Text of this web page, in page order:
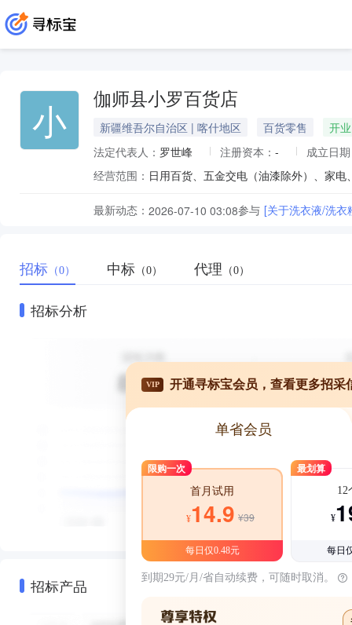
小 伽师县小罗百货店
新疆维吾尔自治区 | 喀什地区 百货零售
开业
法定代表人： 罗世峰 注册资本： -
成立日
经营范围：
最新动态： 2026-07-10 03:08参与 [关于洗衣液/洗
招标 （0） 中标 （0） 代理 （0）
招标分析
招标产品
VIP 开通寻标宝会员，查看更多招采
单省会员
限购一次
首月试用
¥14.9 ¥39
每日仅0.48元
最划算
12
¥
每日
到期29元/月/省自动续费，可随时取消。